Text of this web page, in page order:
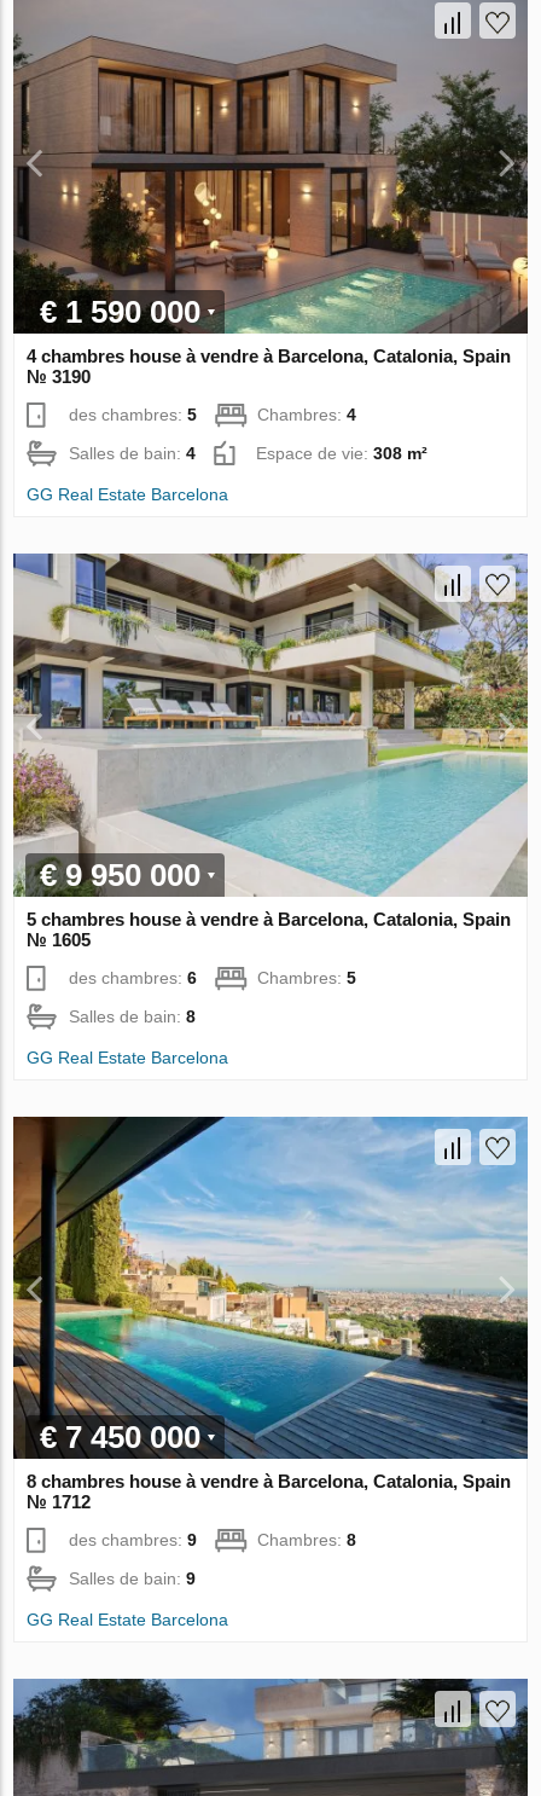
€ 1 590 000
4 chambres house à vendre à Barcelona, Catalonia, Spain
№ 3190
des chambres:5 Chambres:4
Salles de bain:4 Espace de vie:308 m²
GG Real Estate Barcelona
€ 9 950 000
5 chambres house à vendre à Barcelona, Catalonia, Spain
№ 1605
des chambres:6 Chambres:5
Salles de bain:8
GG Real Estate Barcelona
€ 7 450 000
8 chambres house à vendre à Barcelona, Catalonia, Spain
№ 1712
des chambres:9 Chambres:8
Salles de bain:9
GG Real Estate Barcelona